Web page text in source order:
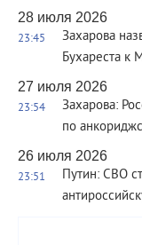
28 июля 2026
23:45
Захарова
Бухареста к
27 июля 2026
23:54
Захарова:
по
26 июля 2026
23:51
Путин: СВО